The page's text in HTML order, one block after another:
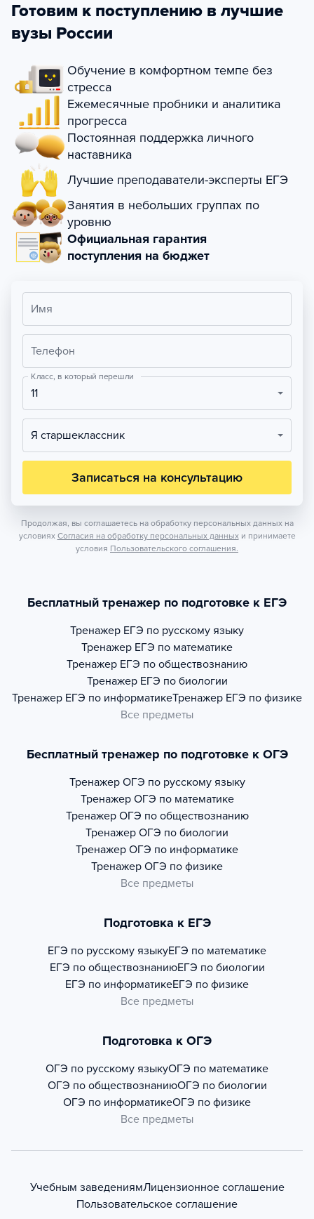
Готовим к поступлению в лучшие
вузы России
Обучение в комфортном темпе без
стресса
Ежемесячные пробники и аналитика
прогресса
Постоянная поддержка личного
наставника
Лучшие преподаватели-эксперты ЕГЭ
Занятия в небольших группах по
уровню
Официальная гарантия
поступления на бюджет
Имя
Телефон
Класс, в который перешли
11
Я старшеклассник
Записаться на консультацию
Продолжая, вы соглашаетесь на обработку персональных данных на
условиях Согласия на обработку персональных данных и принимаете
условия Пользовательского соглашения.
Бесплатный тренажер по подготовке к ЕГЭ
Тренажер ЕГЭ по русскому языку
Тренажер ЕГЭ по математике
Тренажер ЕГЭ по обществознанию
Тренажер ЕГЭ по биологии
Тренажер ЕГЭ по информатикеТренажер ЕГЭ по физике
Все предметы
Бесплатный тренажер по подготовке к ОГЭ
Тренажер ОГЭ по русскому языку
Тренажер ОГЭ по математике
Тренажер ОГЭ по обществознанию
Тренажер ОГЭ по биологии
Тренажер ОГЭ по информатике
Тренажер ОГЭ по физике
Все предметы
Подготовка к ЕГЭ
ЕГЭ по русскому языкуЕГЭ по математике
ЕГЭ по обществознаниюЕГЭ по биологии
ЕГЭ по информатикеЕГЭ по физике
Все предметы
Подготовка к ОГЭ
ОГЭ по русскому языкуОГЭ по математике
ОГЭ по обществознаниюОГЭ по биологии
ОГЭ по информатикеОГЭ по физике
Все предметы
Учебным заведениямЛицензионное соглашение
Пользовательское соглашение